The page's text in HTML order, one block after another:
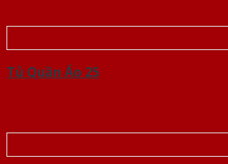
Tủ Quần Áo 25